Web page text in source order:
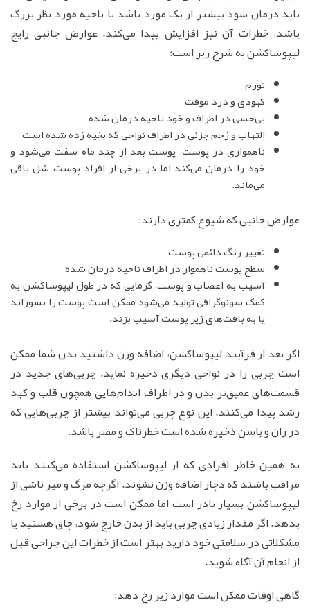
باید درمان شود بیشتر از یک مورد باشد یا ناحیه مورد نظر بزرگ
باشد، خطرات آن نیز افزایش پیدا می‌کند. عوارض جانبی رایج
لیپوساکشن به شرح زیر است:
تورم
کبودی و درد موقت
بی‌حسی در اطراف و خود ناحیه درمان شده
التهاب و زخم جزئی در اطراف نواحی که بخیه زده شده است
ناهمواری در پوست، پوست بعد از چند ماه سفت می‌شود و
خود را درمان می‌کند اما در برخی از افراد پوست شل باقی
می‌ماند.
عوارض جانبی که شیوع کمتری دارند:
تغییر رنگ دائمی پوست
سطح پوست ناهموار در اطراف ناحیه درمان شده
آسیب به اعصاب و پوست، گرمایی که در طول لیپوساکشن به
کمک سونوگرافی تولید می‌شود ممکن است پوست را بسوزاند
یا به بافت‌های زیر پوست آسیب بزند.
اگر بعد از فرآیند لیپوساکشن، اضافه وزن داشتید بدن شما ممکن
است چربی را در نواحی دیگری ذخیره نماید. چربی‌های جدید در
قسمت‌های عمیق‌تر بدن و در اطراف اندام‌هایی همچون قلب و کبد
رشد پیدا می‌کنند. این نوع چربی می‌تواند بیشتر از چربی‌هایی که
در ران و باسن ذخیره شده است خطرناک و مضر باشد.
به همین خاطر افرادی که از لیپوساکشن استفاده می‌کنند باید
مراقب باشند که دچار اضافه وزن نشوند. اگرچه مرگ و میر ناشی از
لیپوساکشن بسیار نادر است اما ممکن است در برخی از موارد رخ
بدهد. اگر مقدار زیادی چربی باید از بدن خارج شود، چاق هستید یا
مشکلاتی در سلامتی خود دارید بهتر است از خطرات این جراحی قبل
از انجام آن آگاه شوید.
گاهی اوقات ممکن است موارد زیر رخ دهد: